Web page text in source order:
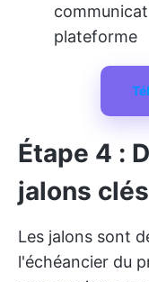
plateforme
Étape 4 :
jalons clés
Les jalons sont
l'échéancier du